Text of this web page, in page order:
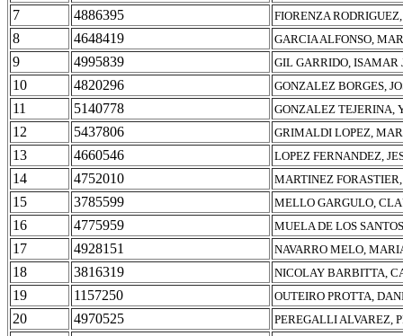
7 4886395 FIORENZA
8 4648419 GARCIA ALFONSO,
9 4995839 GIL GARRIDO, ISAMAR
10 4820296 GONZALEZ BORGES,
11 5140778 GONZALEZ TEJERINA,
12 5437806 GRIMALDI LOPEZ,
13 4660546 LOPEZ FERNANDEZ,
14 4752010 MARTINEZ
15 3785599 MELLO GARGULO,
16 4775959 MUELA DE LOS
17 4928151 NAVARRO MELO,
18 3816319 NICOLAY BARBITTA,
19 1157250 OUTEIRO PROTTA,
20 4970525 PEREGALLI ALVAREZ,